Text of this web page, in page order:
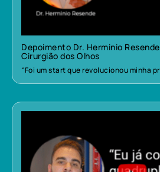
Depoimento Dr. Herminio
Cirurgião dos Olhos
“Foi um start que revolucionou minha